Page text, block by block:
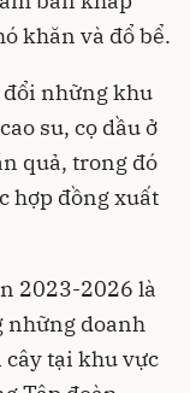
khăn và đổ bể.
đổi những khu
su, cọ dầu ở
quả, trong đó
hợp đồng xuất
2023-2026 là
những doanh
tại khu vực